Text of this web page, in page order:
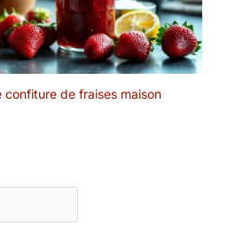
confiture de fraises maison